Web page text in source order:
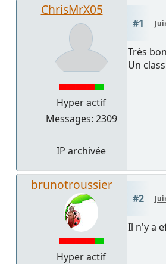
ChrisMrX05
Hyper actif
Messages: 2309
IP archivée
#1
Très
Un
brunotroussier
Hyper actif
#2
Il n'y a